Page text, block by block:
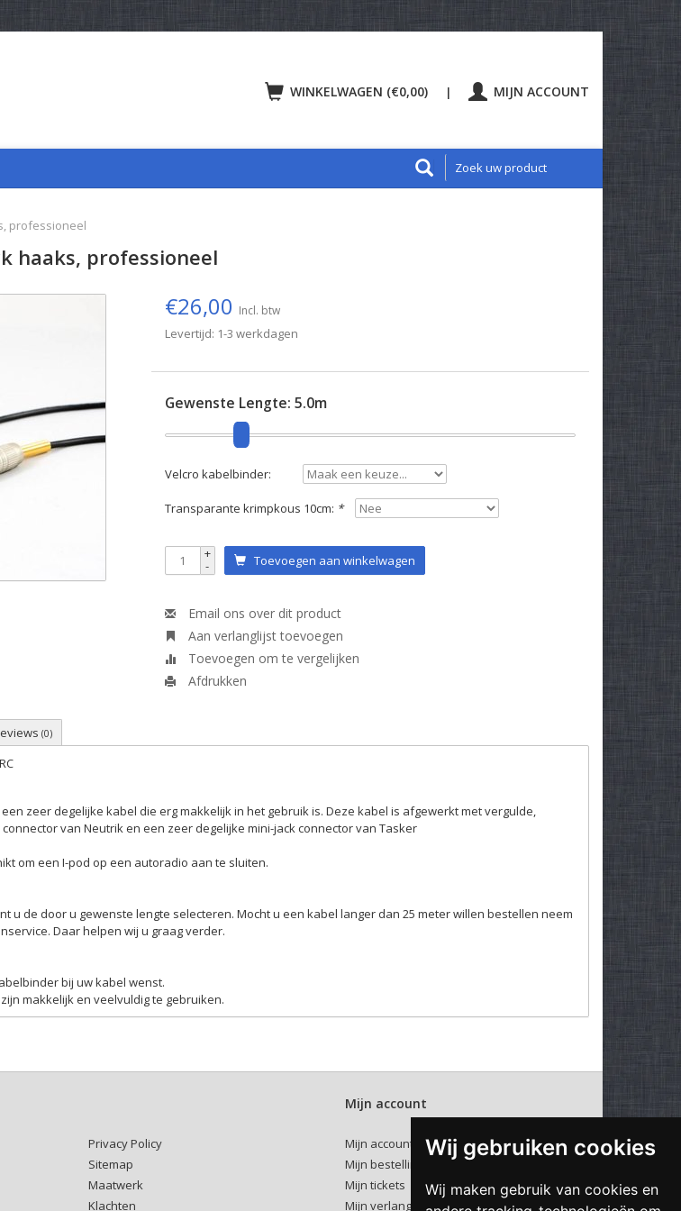
Wij gebruiken cookies
Wij maken gebruik van cookies en
WINKELWAGEN (€0,00) | MIJN ACCOUNT
professioneel
haaks, professioneel
€26,00 Incl. btw
Levertijd: 1-3 werkdagen
Gewenste Lengte: 5.0m
Velcro kabelbinder:
Transparante krimpkous 10cm: *
+
- Toevoegen aan winkelwagen
Email ons over dit product
Aan verlanglijst toevoegen
Toevoegen om te vergelijken
Afdrukken
(0)
zeer degelijke kabel die erg makkelijk in het gebruik is. Deze kabel is afgewerkt met vergulde,
van Neutrik en een zeer degelijke mini-jack connector van Tasker
om een I-pod op een autoradio aan te sluiten.
u de door u gewenste lengte selecteren. Mocht u een kabel langer dan 25 meter willen bestellen neem
Daar helpen wij u graag verder.
bij uw kabel wenst.
makkelijk en veelvuldig te gebruiken.
Privacy Policy
Sitemap
Maatwerk
Klachten
Mijn account
Mijn account
Mijn bestellingen
Mijn tickets
Mijn verlanglijst